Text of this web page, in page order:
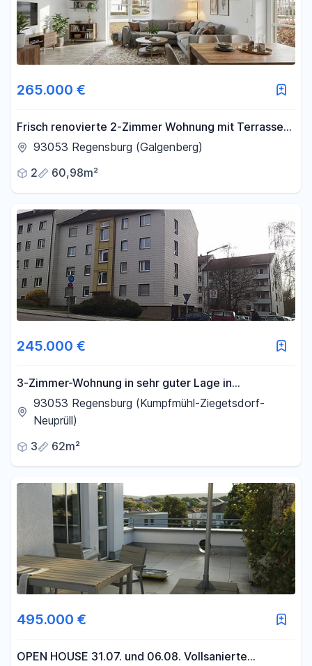
265.000 €
Frisch renovierte 2-Zimmer Wohnung mit Terrasse
in Toplage am Galgenberg
93053 Regensburg (Galgenberg)
2
60,98m²
245.000 €
3-Zimmer-Wohnung in sehr guter Lage in
Regensburg
93053 Regensburg (Kumpfmühl-Ziegetsdorf-
Neuprüll)
3
62m²
495.000 €
OPEN HOUSE 31.07. und 06.08. Vollsanierte